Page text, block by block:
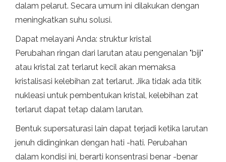
dalam pelarut. Secara umum ini dilakukan dengan
meningkatkan suhu solusi.
Dapat melayani Anda: struktur kristal
Perubahan ringan dari larutan atau pengenalan "biji"
atau kristal zat terlarut kecil akan memaksa
kristalisasi kelebihan zat terlarut. Jika tidak ada titik
nukleasi untuk pembentukan kristal, kelebihan zat
terlarut dapat tetap dalam larutan.
Bentuk supersaturasi lain dapat terjadi ketika larutan
jenuh didinginkan dengan hati -hati. Perubahan
dalam kondisi ini, berarti konsentrasi benar -benar